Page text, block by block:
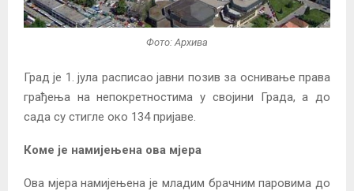
Фото: Архива
Град је 1. јула расписао јавни позив за оснивање права
грађења на непокретностима у својини Града, а до
сада су стигле око 134 пријаве.
Коме је намијењена ова мјера
Ова мјера намијењена је младим брачним паровима до